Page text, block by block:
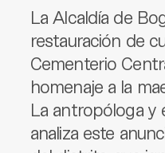
La Alcaldía de
restauración de
Cementerio
homenaje a la
La antropóloga y
analiza este